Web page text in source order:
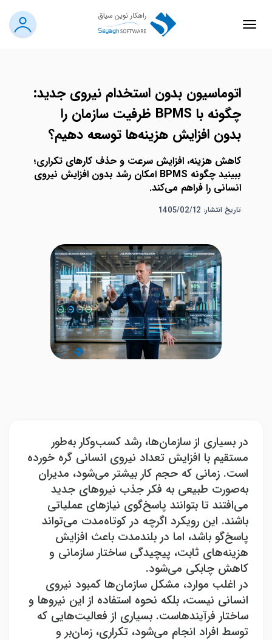
اتوماسیون بدون استخدام نیروی جدید:
چگونه با BPMS ظرفیت سازمان را
بدون افزایش هزینه‌ها توسعه دهیم؟
کاهش هزینه، افزایش سرعت و حذف کارهای تکراری؛
ببینید چگونه BPMS امکان رشد بدون افزایش نیروی
انسانی را فراهم می‌کند.
تاریخ انتشار: 1405/02/12
در بسیاری از سازمان‌ها، رشد کسب‌وکار به‌طور
مستقیم با افزایش تعداد نیروی انسانی گره خورده
است. زمانی که حجم کار بیشتر می‌شود، مدیران
به‌صورت طبیعی به فکر جذب نیروهای جدید
می‌افتند تا بتوانند پاسخ‌گوی نیازهای عملیاتی
باشند. این رویکرد اگرچه در کوتاه‌مدت می‌تواند
پاسخ‌گو باشد، اما در بلندمدت باعث افزایش
هزینه‌های ثابت، پیچیدگی ساختار سازمانی و
کاهش چابکی می‌شود.
در اغلب موارد، مشکل سازمان‌ها کمبود نیروی
انسانی نیست، بلکه نحوه استفاده از این نیروها و
ساختار فرآیندهاست. بسیاری از فعالیت‌هایی که
توسط افراد انجام می‌شود، تکراری، زمان‌بر و